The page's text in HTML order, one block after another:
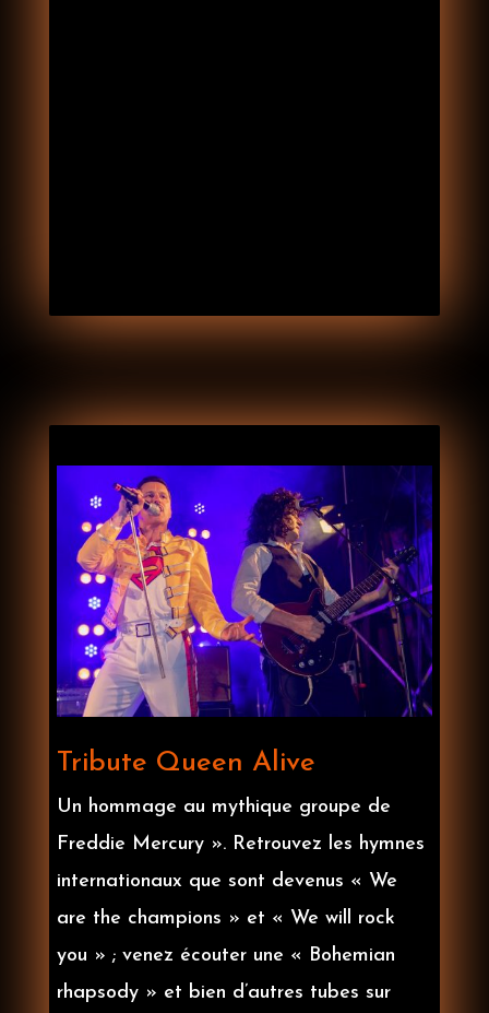
Tribute Queen Alive
Un hommage au mythique groupe de
Freddie Mercury ». Retrouvez les hymnes
internationaux que sont devenus « We
are the champions » et « We will rock
you » ; venez écouter une « Bohemian
rhapsody » et bien d’autres tubes sur